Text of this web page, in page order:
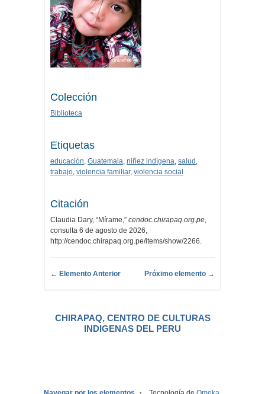
Colección
Biblioteca
Etiquetas
educación, Guatemala, niñez indígena, salud ,
trabajo, violencia familiar, violencia social
Citación
Claudia Dary, “Mírame,” cendoc.chirapaq.org.pe,
consulta 6 de agosto de 2026,
http://cendoc.chirapaq.org.pe/items/show/2266.
← Elemento Anterior Próximo elemento →
CHIRAPAQ, CENTRO DE CULTURAS
INDIGENAS DEL PERU